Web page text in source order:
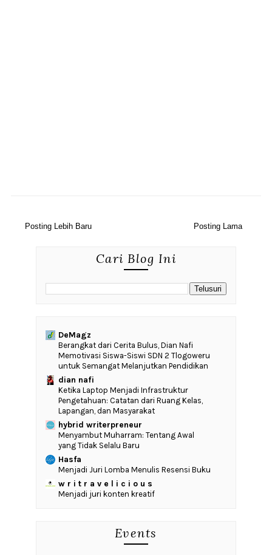
Posting Lebih Baru Posting Lama
Cari Blog Ini
DeMagz
‎Berangkat dari Cerita Bulus, Dian Nafi
Memotivasi Siswa-Siswi SDN 2 Tlogoweru
untuk Semangat Melanjutkan Pendidikan
dian nafi
Ketika Laptop Menjadi Infrastruktur
Pengetahuan: Catatan dari Ruang Kelas,
Lapangan, dan Masyarakat
hybrid writerpreneur
Menyambut Muharram: Tentang Awal
yang Tidak Selalu Baru
Hasfa
Menjadi Juri Lomba Menulis Resensi Buku
w r i t r a v e l i c i o u s
Menjadi juri konten kreatif
Events